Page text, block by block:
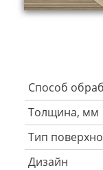
Способ
Толщина, мм
Тип
Дизайн